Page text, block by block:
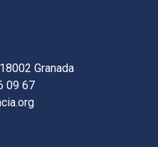
Granada
09 67